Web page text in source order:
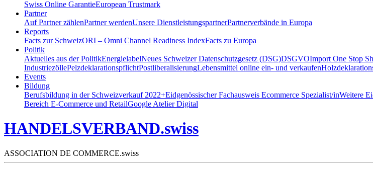
Swiss Online GarantieEuropean Trustmark
Partner
Auf Partner zählenPartner werdenUnsere DienstleistungspartnerPartnerverbände in Europa
Reports
Facts zur SchweizORI – Omni Channel Readiness IndexFacts zu Europa
Politik
Aktuelles aus der PolitikEnergielabelNeues Schweizer Datenschutzgesetz (DSG)DSGVOImport One Stop
IndustriezöllePelzdeklarationspflichtPostliberalisierungLebensmittel online ein- und verkaufen
Events
Bildung
Berufsbildung in der Schweizverkauf 2022+Eidgenössischer Fachausweis Ecommerce Spezialist/inWeitere
Bereich E-Commerce und RetailGoogle Atelier Digital
HANDELSVERBAND.swiss
ASSOCIATION DE COMMERCE.swiss